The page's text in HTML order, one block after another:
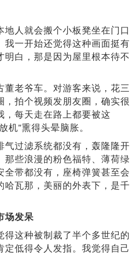
地人就会搬个小板凳坐在门口
我一开始还觉得这种画面挺有
明白，那是因为屋里根本待不
董老爷车。对游客来说，花三
，拍个视频发朋友圈，确实很
，每天走在路上都要被这
机”熏得头晕脑胀。
气过滤系统都没有，轰隆隆开
那些浪漫的粉色福特、薄荷绿
全带都没有，座椅弹簧甚至会
哈瓦那，美丽的外表下，是千
场发呆
得这种被制裁了半个多世纪的
定低得令人发指。我觉得自己